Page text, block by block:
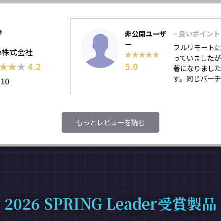
式会社
4.2
非公開ユーザ
ー
★★★★★
★★★★★
5.0
− 良いポイント
フルリモート
っていました
著になりまし
す。同じバー
もっとレビューを読む
2026 SPRING Leader受賞製品